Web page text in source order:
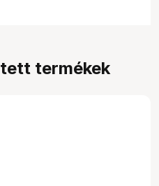
termékek